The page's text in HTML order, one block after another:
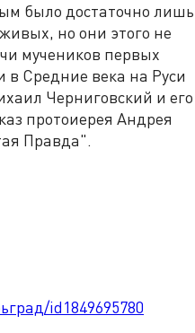
было достаточно лишь
но они этого не
мучеников первых
в Средние века на Руси
Черниговский и его
протоиерея Андрея
Правда".
id1849695780